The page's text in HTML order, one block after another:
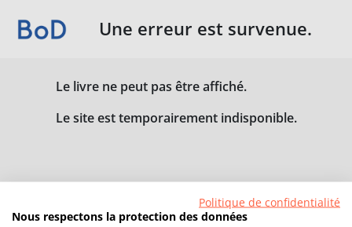
Une erreur est survenue.
Le livre ne peut pas être affiché.
Le site est temporairement indisponible.
Politique de confidentialité
Nous respectons la protection des données